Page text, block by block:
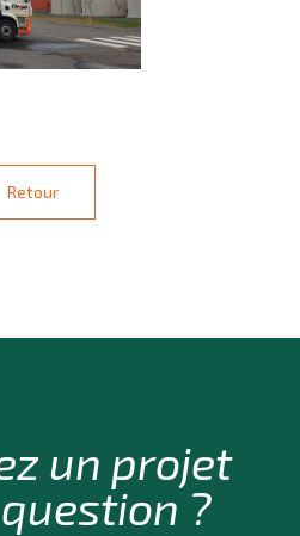
Retour
un projet
?